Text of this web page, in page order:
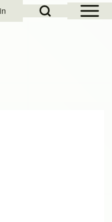
Open Sidebar
Open Search Block
menu